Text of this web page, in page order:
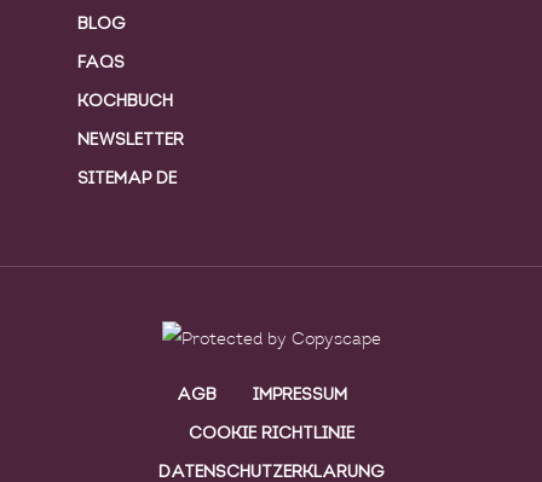
BLOG
FAQS
KOCHBUCH
NEWSLETTER
SITEMAP DE
AGB IMPRESSUM
COOKIE RICHTLINIE
DATENSCHUTZERKLARUNG